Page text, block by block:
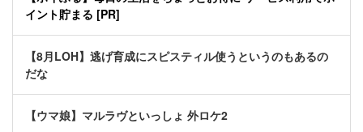
イント貯まる [PR]
【8月LOH】逃げ育成にスピスティル使うというのもあるの
だな
【ウマ娘】マルラヴといっしょ 外ロケ2